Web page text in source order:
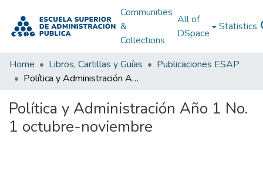
Communities
&
Collections
All of
DSpace
Statistics
Home Libros, Cartillas y Guías
Publicaciones ESAP
Política y Administración Año 1 No. 1 octubre-noviembre
Política y Administración Año 1 No.
1 octubre-noviembre